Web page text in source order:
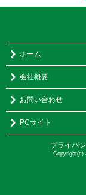
ホーム
会社概要
お問い合わせ
PCサイト
プライバ
Copyright(c)